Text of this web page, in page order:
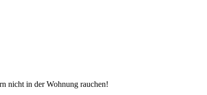
nicht in der Wohnung rauchen!